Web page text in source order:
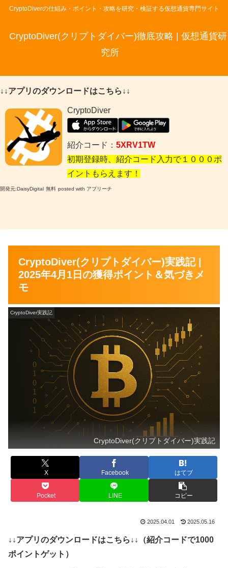
CryptoDiverの仕組み・ポイント・攻略を研究・検証する仮想通貨専門サイト
CryptoDiver(クリプトダイバー)徹底攻略 | 仮想通貨研
究所
↓↓アプリのダウンロードはこちら↓↓
CryptoDiver
紹介コード： 5XRV1TW
初期登録時、紹介コード入力で１０００ポ
イントもらえます！
開発元:DaisyDigital 無料 posted with アプリーチ
CryptoDiver(クリプトダイバー)実践記 |
2025年4月1日の獲得ポイント＆気づきメ
モ
CryptoDiver実践記
CryptoDiver(クリプトダイバー)実践記
X Facebook はてブ
Pocket LINE コピー
2025.04.01 2025.05.16
↓↓アプリのダウンロードはこちら↓↓（紹介コードで1000
ポイントゲット）